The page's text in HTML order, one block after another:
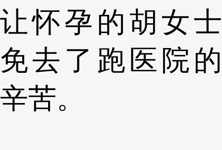
让怀孕的胡女士
免去了跑医院的
辛苦。